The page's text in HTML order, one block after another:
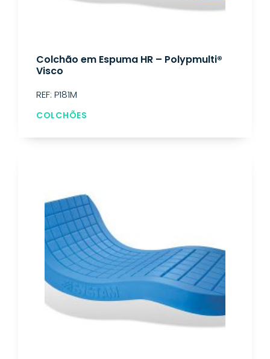
Colchão em Espuma HR – Polypmulti®
Visco
REF: P181M
COLCHÕES